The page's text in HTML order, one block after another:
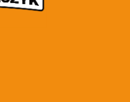
zawierania
i zaopiekowanie.